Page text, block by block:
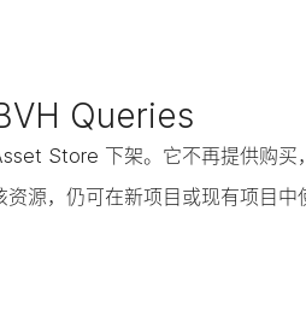
Queries
Store 下架。它不再提供购买
源，仍可在新项目或现有项目中